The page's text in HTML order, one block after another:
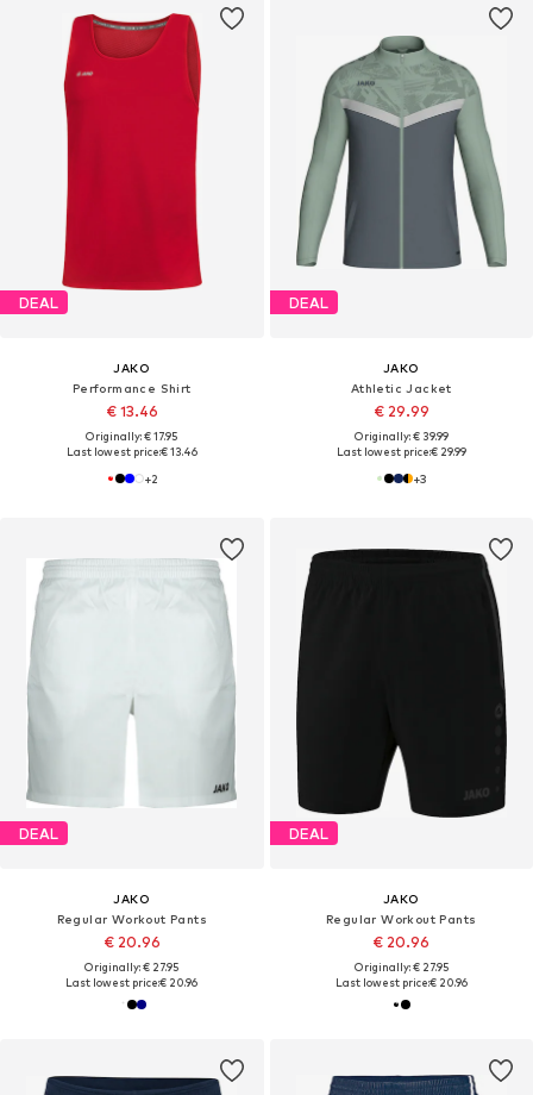
DEAL
JAKO
Performance Shirt
€ 13.46
Originally: € 17.95
Last lowest price:€ 13.46
+2
DEAL
JAKO
Athletic Jacket
€ 29.99
Originally: € 39.99
Last lowest price:€ 29.99
+3
DEAL
JAKO
Regular Workout Pants
€ 20.96
Originally: € 27.95
Last lowest price:€ 20.96
DEAL
JAKO
Regular Workout Pants
€ 20.96
Originally: € 27.95
Last lowest price:€ 20.96